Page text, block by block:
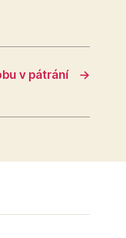
→
v pátrání